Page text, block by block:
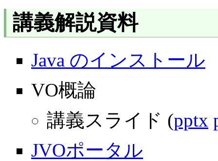
講義解説資料
Java のインストール
VO概論
講義スライド (pptx
JVOポータル